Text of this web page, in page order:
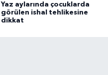
Yaz aylarında çocuklarda
görülen ishal tehlikesine
dikkat